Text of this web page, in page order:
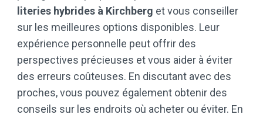
literies hybrides à Kirchberg et vous conseiller
sur les meilleures options disponibles. Leur
expérience personnelle peut offrir des
perspectives précieuses et vous aider à éviter
des erreurs coûteuses. En discutant avec des
proches, vous pouvez également obtenir des
conseils sur les endroits où acheter ou éviter. En